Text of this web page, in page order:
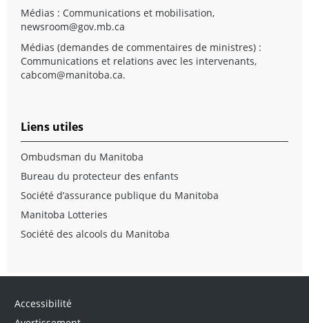
Médias : Communications et mobilisation,
newsroom@gov.mb.ca
Médias (demandes de commentaires de ministres) :
Communications et relations avec les intervenants,
cabcom@manitoba.ca.
Liens utiles
Ombudsman du Manitoba
Bureau du protecteur des enfants
Société d’assurance publique du Manitoba
Manitoba Lotteries
Société des alcools du Manitoba
Accessibilité